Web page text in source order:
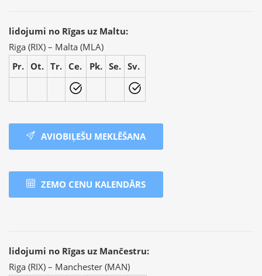
lidojumi no Rīgas uz Maltu:
Riga (RIX) – Malta (MLA)
Pr. Ot. Tr. Ce. Pk. Se. Sv.
AVIOBIĻEŠU MEKLĒŠANA
ZEMO CENU KALENDĀRS
lidojumi no Rīgas uz Mančestru:
Riga (RIX) – Manchester (MAN)